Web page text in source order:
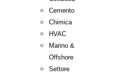
Cemento
Chimica
HVAC
Marino &
Offshore
Settore